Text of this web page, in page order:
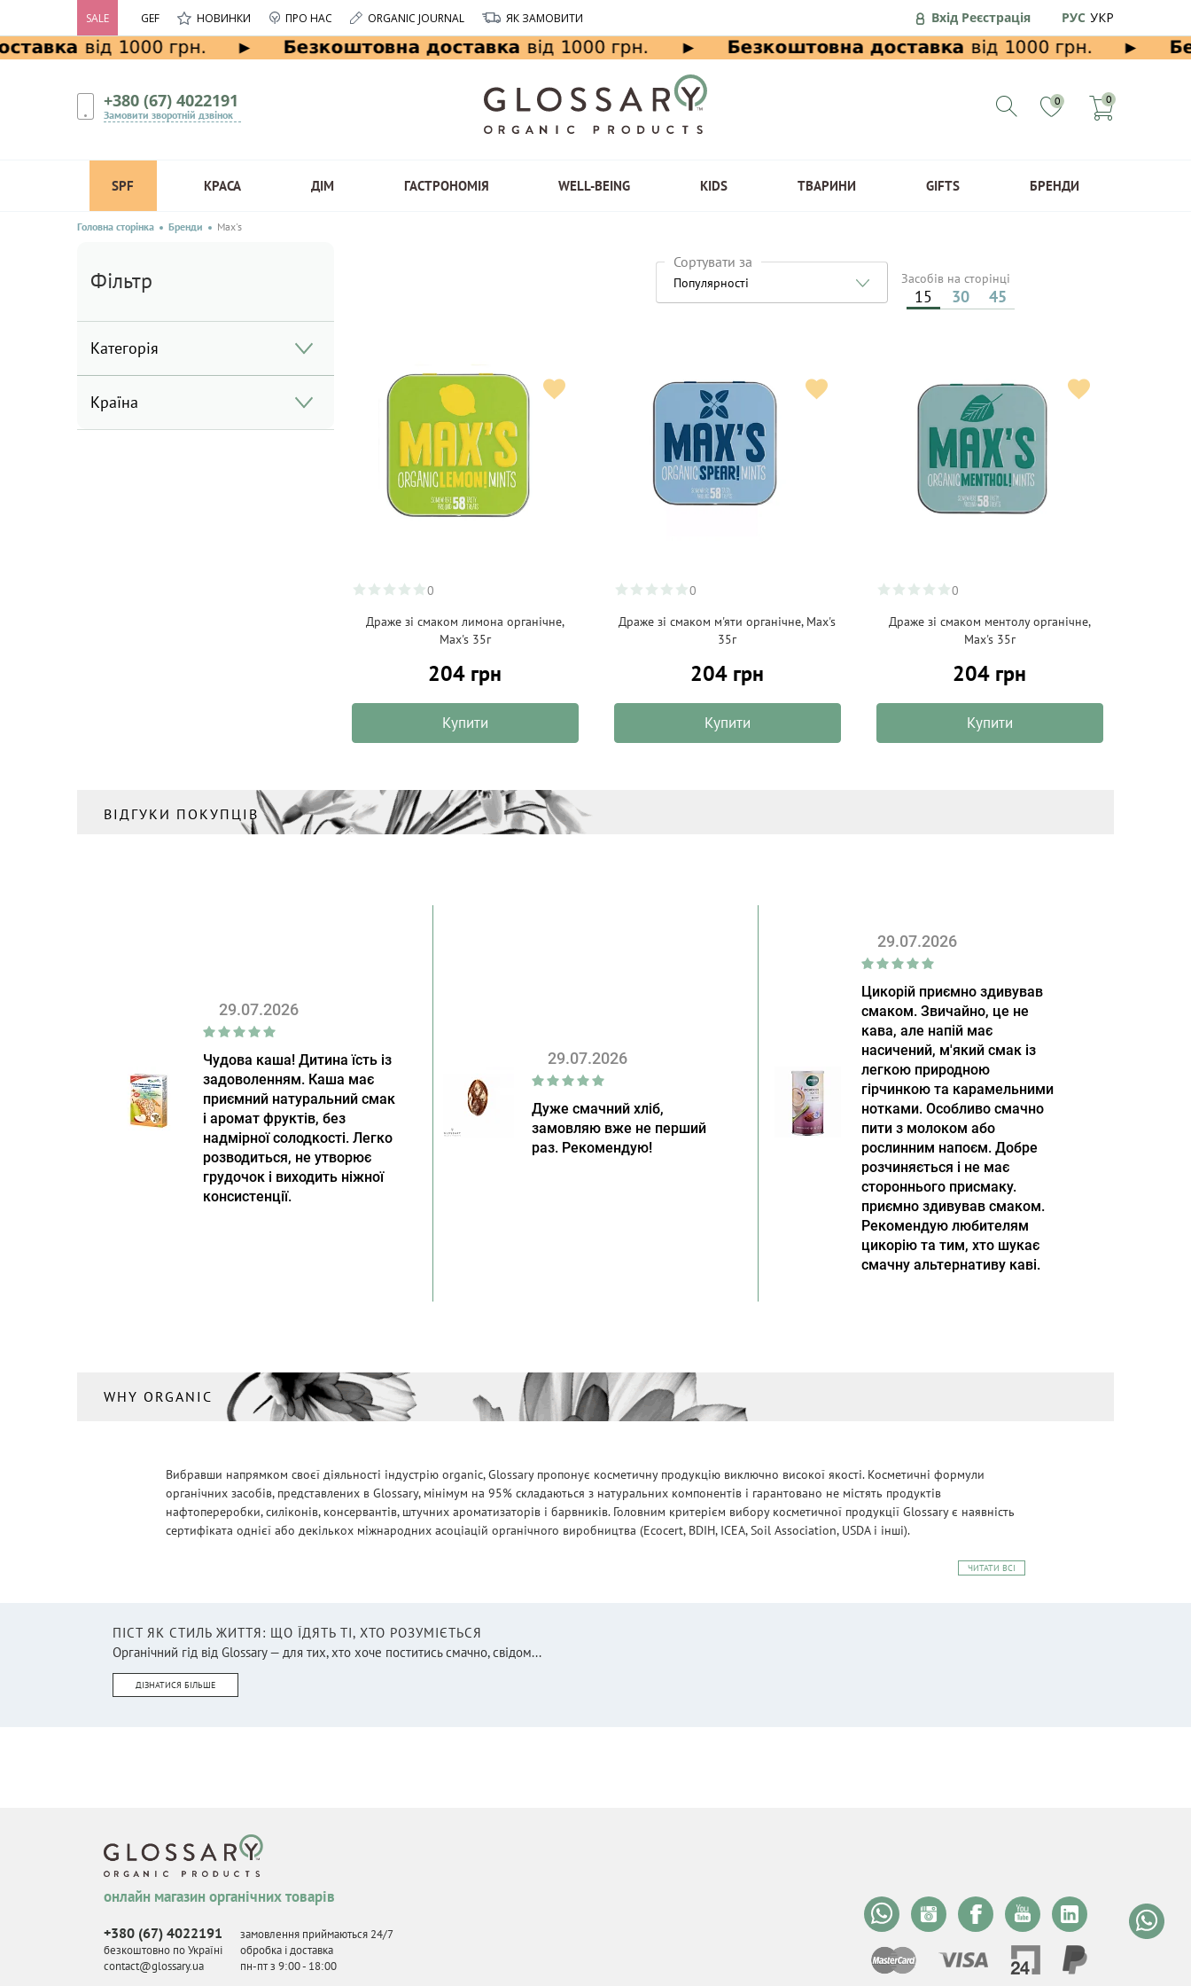
SALE GEF НОВИНКИ ПРО НАС ORGANIC JOURNAL ЯК ЗАМОВИТИ Вхід Реєстрація РУС УКР
+380 (67) 4022191
Замовити зворотній дзвінок
0 0
SPF КРАСА ДІМ ГАСТРОНОМІЯ WELL-BEING KIDS ТВАРИНИ GIFTS БРЕНДИ
Головна сторінка Бренди Max's
Фільтр
Категорія
Країна
Сортувати за
Популярності Засобів на сторінці
15 30 45
0
Драже зі смаком лимона органічне,
Max's 35г
204 грн
Купити
0
Драже зі смаком м'яти органічне, Max's
35г
204 грн
Купити
0
Драже зі смаком ментолу органічне,
Max's 35г
204 грн
Купити
ВІДГУКИ ПОКУПЦІВ
29.07.2026
Чудова каша! Дитина їсть із
задоволенням. Каша має
приємний натуральний смак
і аромат фруктів, без
надмірної солодкості. Легко
розводиться, не утворює
грудочок і виходить ніжної
консистенції.
29.07.2026
Дуже смачний хліб,
замовляю вже не перший
раз. Рекомендую!
29.07.2026
Цикорій приємно здивував
смаком. Звичайно, це не
кава, але напій має
насичений, м'який смак із
легкою природною
гірчинкою та карамельними
нотками. Особливо смачно
пити з молоком або
рослинним напоєм. Добре
розчиняється і не має
стороннього присмаку.
приємно здивував смаком.
Рекомендую любителям
цикорію та тим, хто шукає
смачну альтернативу каві.
WHY ORGANIC
Вибравши напрямком своєї діяльності індустрію organic, Glossary пропонує косметичну продукцію виключно високої якості. Косметичні формули
органічних засобів, представлених в Glossary, мінімум на 95% складаються з натуральних компонентів і гарантовано не містять продуктів
нафтопереробки, силіконів, консервантів, штучних ароматизаторів і барвників. Головним критерієм вибору косметичної продукції Glossary є наявність
сертифіката однієї або декількох міжнародних асоціацій органічного виробництва (Ecocert, BDIH, ICEA, Soil Association, USDA і інші).
ЧИТАТИ ВСІ
ПІСТ ЯК СТИЛЬ ЖИТТЯ: ЩО ЇДЯТЬ ТІ, ХТО РОЗУМІЄТЬСЯ
Органічний гід від Glossary — для тих, хто хоче поститись смачно, свідом...
ДІЗНАТИСЯ БІЛЬШЕ
онлайн магазин органічних товарів
+380 (67) 4022191
безкоштовно по Україні
contact@glossary.ua
замовлення приймаються 24/7
обробка і доставка
пн-пт з 9:00 - 18:00